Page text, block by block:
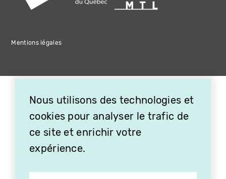
Mentions légales
Nous utilisons des technologies et
cookies pour analyser le trafic de
ce site et enrichir votre
expérience.